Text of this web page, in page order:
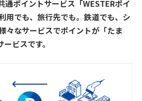
通ポイントサービス「WESTERポイ
用でも、旅行先でも。鉄道でも、シ
々なサービスでポイントが「たま
ビスです。